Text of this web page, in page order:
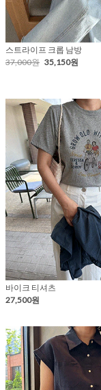
스트라이프 크롭 남방
37,000원 35,150원
바이크 티셔츠
27,500원